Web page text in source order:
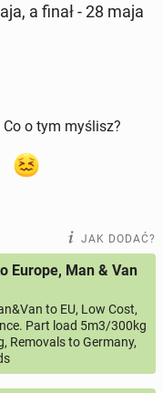
a finał - 28 maja
o tym myślisz?
JAK DODAĆ?
Europe, Man & Van
to EU, Low Cost,
Part load 5m3/300kg
Removals to Germany,